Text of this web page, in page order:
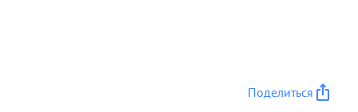
Поделиться